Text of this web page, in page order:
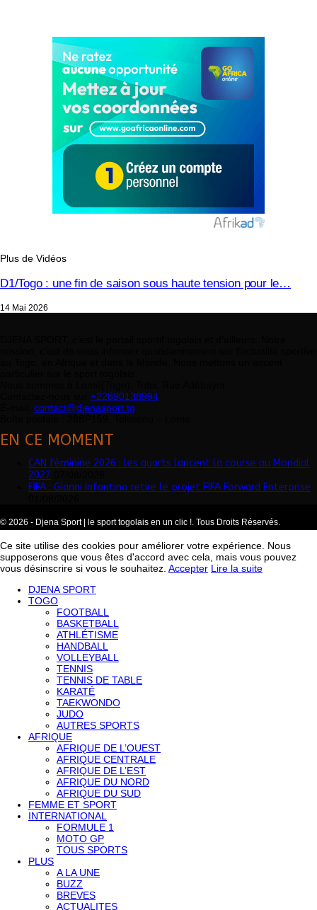
Plus de Vidéos
D1/Togo : une fin de saison sous haute tension pour le…
14 Mai 2026
+22890138994
contact@djenasport.tg
EN CE MOMENT
CAN féminine 2026 : les quarts lancent la course au Mondial
2027
FIFA : Gianni Infantino retire le projet FIFA Forward Enterprise
© 2026 - Djena Sport | le sport togolais en un clic !. Tous Droits Réservés.
Ce site utilise des cookies pour améliorer votre expérience. Nous
supposerons que vous êtes d'accord avec cela, mais vous pouvez
vous désinscrire si vous le souhaitez. Accepter Lire la suite
DJENA SPORT
TOGO
FOOTBALL
BASKETBALL
ATHLÉTISME
HANDBALL
VOLLEYBALL
TENNIS
TENNIS DE TABLE
KARATÉ
TAEKWONDO
JUDO
AUTRES SPORTS
AFRIQUE
AFRIQUE DE L’OUEST
AFRIQUE CENTRALE
AFRIQUE DE L’EST
AFRIQUE DU NORD
AFRIQUE DU SUD
FEMME ET SPORT
INTERNATIONAL
FORMULE 1
MOTO GP
TOUS SPORTS
PLUS
A LA UNE
BUZZ
BREVES
ACTUALITES